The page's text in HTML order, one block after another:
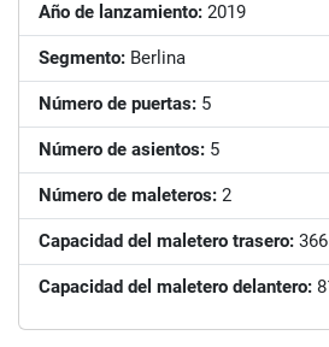
Año de lanzamiento: 2019
Segmento: Berlina
Número de puertas: 5
Número de asientos: 5
Número de maleteros: 2
Capacidad del maletero trasero:
Capacidad del maletero delantero: